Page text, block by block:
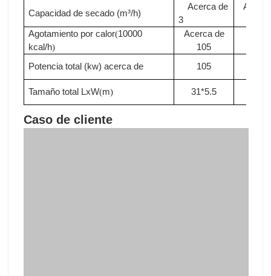
Capacidad de secado (m³/h)
Acerca de
3
Agotamiento por calor(10000
kcal/h)
Acerca de
105
Potencia total (kw) acerca de 105
Tamaño total LxW(m) 31*5.5
Caso de cliente